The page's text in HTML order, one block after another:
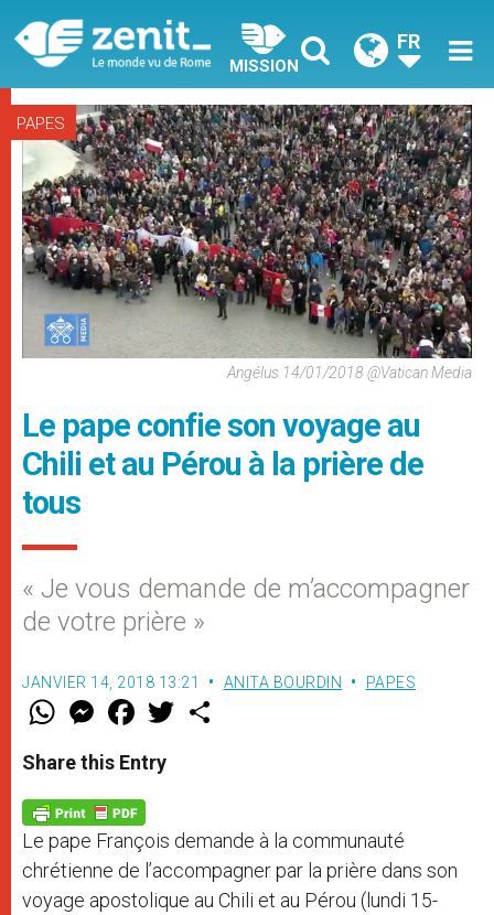
MISSION
FR
PAPES
Angélus 14/01/2018 @Vatican Media
Le pape confie son voyage au
Chili et au Pérou à la prière de
tous
« Je vous demande de m’accompagner
de votre prière »
JANVIER 14, 2018 13:21 ANITA BOURDIN PAPES
W
t
s
p
p
M
e
s
e
g
e
r
F
a
e
b
o
k
w
Share this Entry
Le pape François demande à la communauté
chrétienne de l’accompagner par la prière dans son
voyage apostolique au Chili et au Pérou (lundi 15-